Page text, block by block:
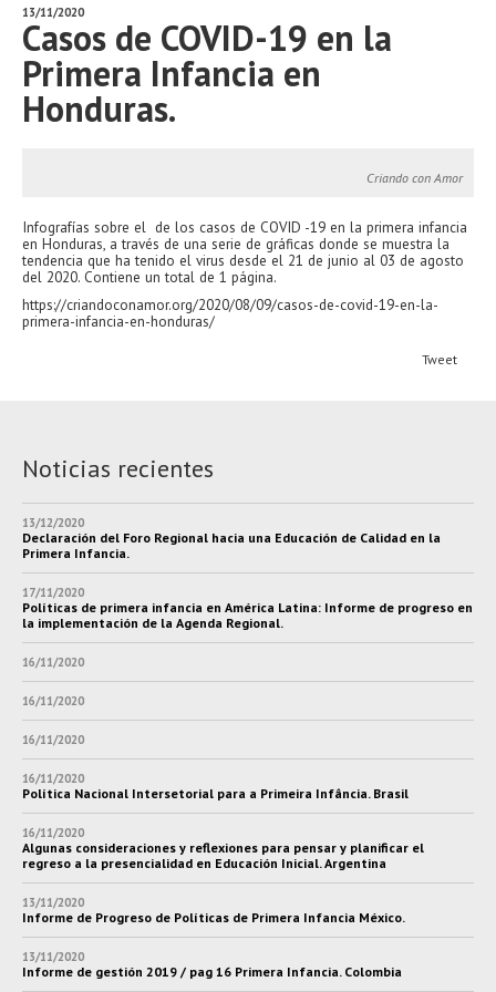
13/11/2020
Casos de COVID-19 en la
Primera Infancia en
Honduras.
Criando con Amor
Infografías sobre el de los casos de COVID -19 en la primera infancia
en Honduras, a través de una serie de gráficas donde se muestra la
tendencia que ha tenido el virus desde el 21 de junio al 03 de agosto
del 2020. Contiene un total de 1 página.
https://criandoconamor.org/2020/08/09/casos-de-covid-19-en-la-
primera-infancia-en-honduras/
Tweet
Noticias recientes
13/12/2020
Declaración del Foro Regional hacia una Educación de Calidad en la
Primera Infancia.
17/11/2020
Políticas de primera infancia en América Latina: Informe de progreso en
la implementación de la Agenda Regional.
16/11/2020
16/11/2020
16/11/2020
16/11/2020
Política Nacional Intersetorial para a Primeira Infância. Brasil
16/11/2020
Algunas consideraciones y reflexiones para pensar y planificar el
regreso a la presencialidad en Educación Inicial. Argentina
13/11/2020
Informe de Progreso de Políticas de Primera Infancia México.
13/11/2020
Informe de gestión 2019 / pag 16 Primera Infancia. Colombia